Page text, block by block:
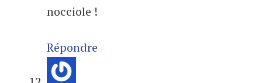
nocciole !
Répondre